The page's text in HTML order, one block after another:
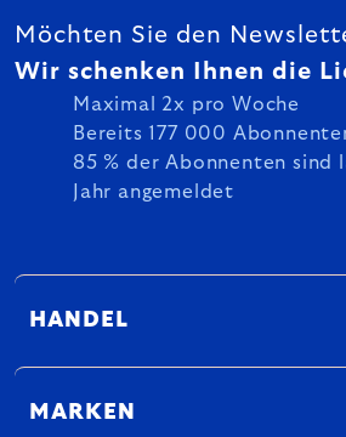
Möchten Sie den
Wir schenken Ihnen die
Maximal 2x pro Woche
Bereits 177 000
85 % der Abonnenten sind
Jahr angemeldet
HANDEL
MARKEN